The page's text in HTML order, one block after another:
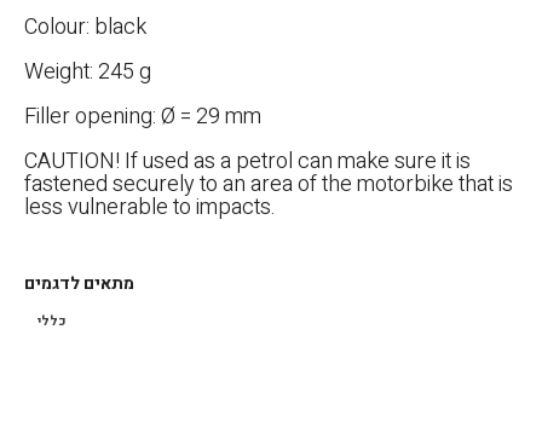
Colour: black
Weight: 245 g
Filler opening: Ø = 29 mm
CAUTION! If used as a petrol can make sure it is
fastened securely to an area of the motorbike that is
less vulnerable to impacts.
מתאים לדגמים
כללי